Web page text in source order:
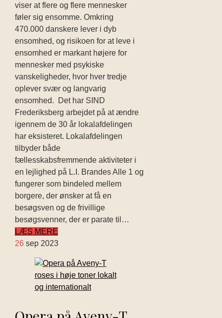
viser at flere og flere mennesker
føler sig ensomme. Omkring
470.000 danskere lever i dyb
ensomhed, og risikoen for at leve i
ensomhed er markant højere for
mennesker med psykiske
vanskeligheder, hvor hver tredje
oplever svær og langvarig
ensomhed. Det har SIND
Frederiksberg arbejdet på at ændre
igennem de 30 år lokalafdelingen
har eksisteret. Lokalafdelingen
tilbyder både
fællesskabsfremmende aktiviteter i
en lejlighed på L.I. Brandes Alle 1 og
fungerer som bindeled mellem
borgere, der ønsker at få en
besøgsven og de frivillige
besøgsvenner, der er parate til…
LÆS MERE
26 sep 2023